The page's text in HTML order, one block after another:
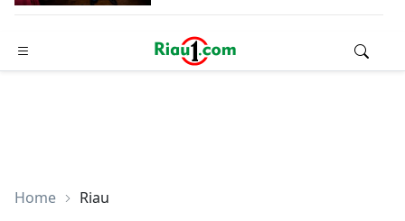
Home Riau